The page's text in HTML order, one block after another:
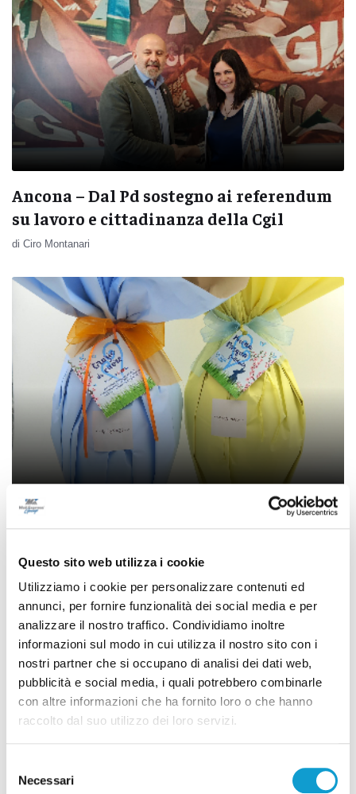
Questo sito web utilizza i cookie
Utilizziamo i cookie per personalizzare contenuti ed
annunci, per fornire funzionalità dei social media e per
analizzare il nostro traffico. Condividiamo inoltre
informazioni sul modo in cui utilizza il nostro sito con i
nostri partner che si occupano di analisi dei dati web,
pubblicità e social media, i quali potrebbero combinarle
con altre informazioni che ha fornito loro o che hanno
raccolto dal suo utilizzo dei loro servizi.
delNecessari
Ancona – Dal Pd sostegno ai referendum
su lavoro e cittadinanza della Cgil
di Ciro Montanari
Ancona – Uova e colombe a sostegno dei
di Ciro Montanari